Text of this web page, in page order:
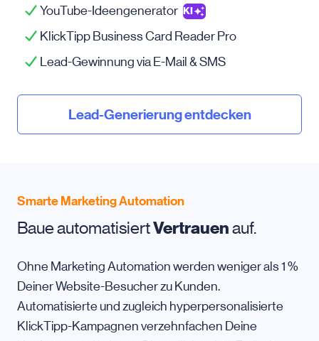
YouTube-Ideengenerator KI
KlickTipp Business Card Reader Pro
Lead-Gewinnung via E-Mail & SMS
Lead-Generierung entdecken
Smarte Marketing Automation
Baue automatisiertVertrauenauf.
Ohne Marketing Automation werden weniger als 1 %
Deiner Website-Besucher zu Kunden.
Automatisierte und zugleich hyperpersonalisierte
KlickTipp-Kampagnen verzehnfachen Deine